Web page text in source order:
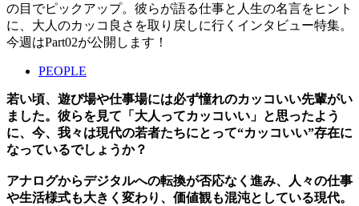
の目でピックアップ。彼らが語る仕事と人生の名言をヒント
に、大人のカッコ良さを取り戻しに行くインタビュー特集。
今週はPart02が公開します！
PEOPLE
若い頃、遊び場や仕事場には必ず憧れのカッコいい先輩がい
ました。彼らを見て「大人ってカッコいい」と思ったよう
に、今、我々は現代の若者たちにとって“カッコいい”存在に
なっているでしょうか？
アナログからデジタルへの転換が否応なく進み、人々の仕事
や生活様式も大きく変わり、価値観も混沌としている現代。